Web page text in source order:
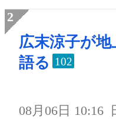
広末涼子が
語る 102
08月06日 10:16